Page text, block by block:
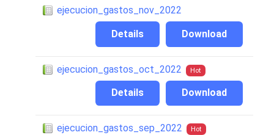
ejecucion_gastos_nov_2022
Download
Details
ejecucion_gastos_oct_2022 Hot
Download
Details
ejecucion_gastos_sep_2022 Hot